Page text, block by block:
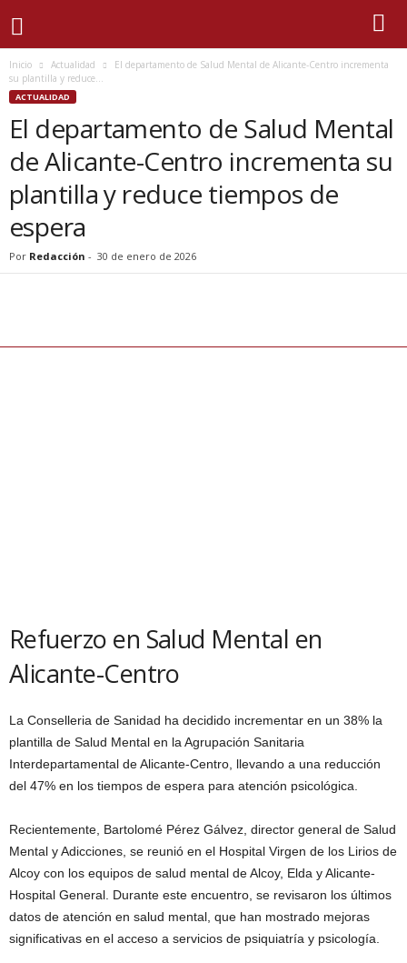
Inicio Actualidad
El departamento de Salud Mental de Alicante-Centro incrementa
su plantilla y reduce...
ACTUALIDAD
El departamento de Salud Mental
de Alicante-Centro incrementa su
plantilla y reduce tiempos de
espera
Por Redacción - 30 de enero de 2026
Refuerzo en Salud Mental en
Alicante-Centro
La Conselleria de Sanidad ha decidido incrementar en un 38% la
plantilla de Salud Mental en la Agrupación Sanitaria
Interdepartamental de Alicante-Centro, llevando a una reducción
del 47% en los tiempos de espera para atención psicológica.
Recientemente, Bartolomé Pérez Gálvez, director general de Salud
Mental y Adicciones, se reunió en el Hospital Virgen de los Lirios de
Alcoy con los equipos de salud mental de Alcoy, Elda y Alicante-
Hospital General. Durante este encuentro, se revisaron los últimos
datos de atención en salud mental, que han mostrado mejoras
significativas en el acceso a servicios de psiquiatría y psicología.